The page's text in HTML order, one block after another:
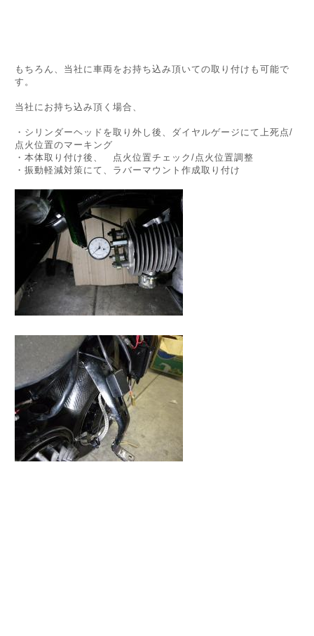
もちろん、当社に車両をお持ち込み頂いての取り付けも可能で
す。
当社にお持ち込み頂く場合、
・シリンダーヘッドを取り外し後、ダイヤルゲージにて上死点/
点火位置のマーキング
・本体取り付け後、 点火位置チェック/点火位置調整
・振動軽減対策にて、ラバーマウント作成取り付け